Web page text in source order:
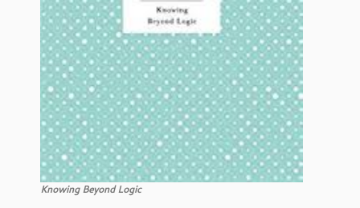
Knowing Beyond Logic